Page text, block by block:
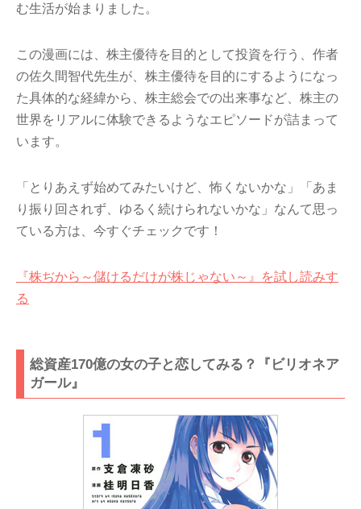
む生活が始まりました。
この漫画には、株主優待を目的として投資を行う、作者
の佐久間智代先生が、株主優待を目的にするようになっ
た具体的な経緯から、株主総会での出来事など、株主の
世界をリアルに体験できるようなエピソードが詰まって
います。
「とりあえず始めてみたいけど、怖くないかな」「あま
り振り回されず、ゆるく続けられないかな」なんて思っ
ている方は、今すぐチェックです！
『株ぢから～儲けるだけが株じゃない～』を試し読みす
る
総資産170億の女の子と恋してみる？『ビリオネア
ガール』